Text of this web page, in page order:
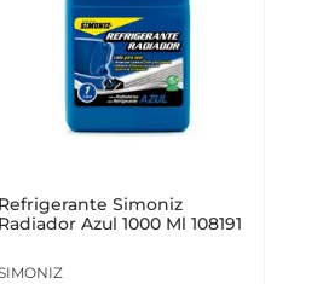
Refrigerante Simoniz
Radiador Azul 1000 Ml 108191